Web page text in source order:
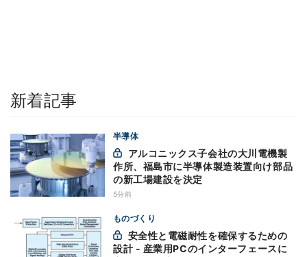
新着記事
半導体
作所、福島市に半導体製造装置向け部品
の新工場建設を決定
5分前
ものづくり
設計 - 産業用PCのインターフェースに